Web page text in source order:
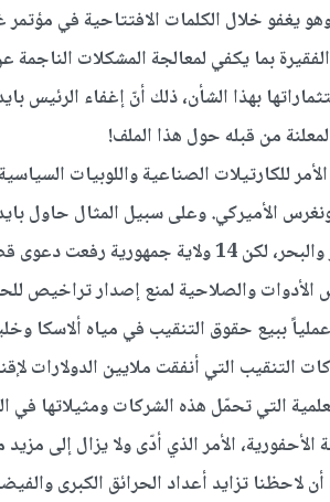
يغفو خلال الكلمات الافتتاحية في مؤتمر
بما يكفي لمعالجة المشكلات الناجمة
بهذا الشأن، ذلك أنّ إغفاء الرئيس
من قبله حول هذا الملف!
للكارتيلات الصناعية واللوبيات
الأميركي. وعلى سبيل المثال حاول
التنقيب الجديدة عن الغاز والنفط في البر والبحر، لكن 14
والصلاحية لمنع إصدار تراخيص
ببيع حقوق التنقيب في مياه ألاسكا
التي أنفقت ملايين الدولارات
التي تحمّل هذه الشركات ومثيلاتها في
الأحفورية، الأمر الذي أدّى ولا يزال إلى
تزايد أعداد الحرائق الكبرى